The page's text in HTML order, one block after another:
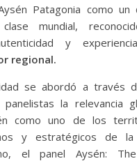
Patagonia como un
mundial,
y
regional.
se abordó a través
la relevancia
como uno de los
y estratégicos de la
el panel Aysén: